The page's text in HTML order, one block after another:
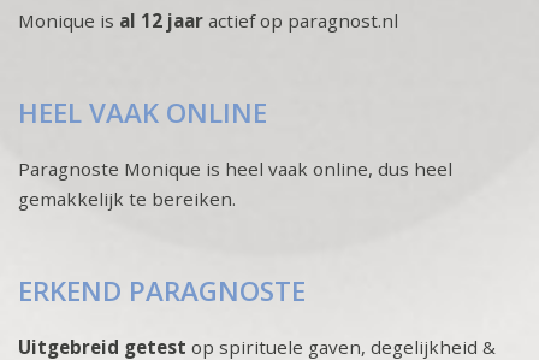
Monique is al 12 jaar actief op paragnost.nl
HEEL VAAK ONLINE
Paragnoste Monique is heel vaak online, dus heel
gemakkelijk te bereiken.
ERKEND PARAGNOSTE
Uitgebreid getest op spirituele gaven, degelijkheid &